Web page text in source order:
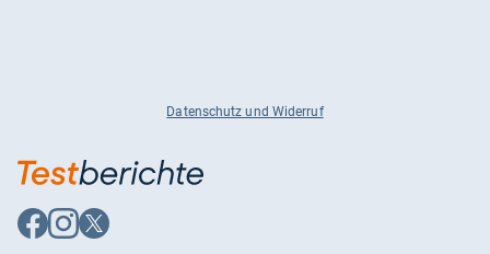
Datenschutz und Widerruf
Auf
Facebook
Auf
Instagram
Auf
X